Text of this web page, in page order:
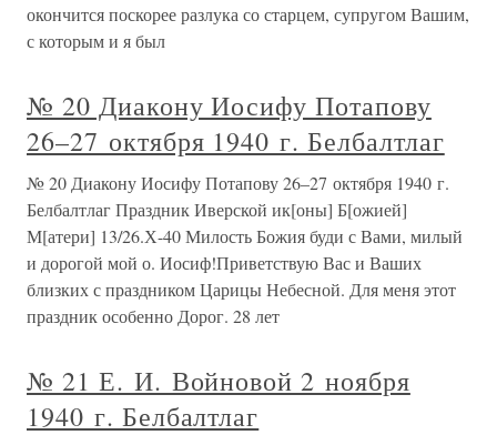
окончится поскорее разлука со старцем, супругом Вашим,
с которым и я был
№ 20 Диакону Иосифу Потапову
26–27 октября 1940 г. Белбалтлаг
№ 20 Диакону Иосифу Потапову 26–27 октября 1940 г.
Белбалтлаг Праздник Иверской ик[оны] Б[ожией]
М[атери] 13/26.Х-40 Милость Божия буди с Вами, милый
и дорогой мой о. Иосиф!Приветствую Вас и Ваших
близких с праздником Царицы Небесной. Для меня этот
праздник особенно Дорог. 28 лет
№ 21 Е. И. Войновой 2 ноября
1940 г. Белбалтлаг